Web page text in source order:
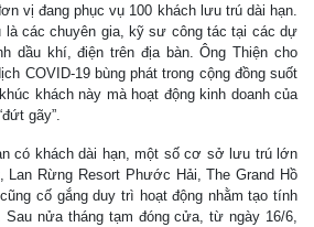
vị đang phục vụ 100 khách lưu trú dài hạn.
là các chuyên gia, kỹ sư công tác tại các dự
dầu khí, điện trên địa bàn. Ông Thiện cho
COVID-19 bùng phát trong cộng đồng suốt
khách này mà hoạt động kinh doanh của
gãy”.
có khách dài hạn, một số cơ sở lưu trú lớn
Lan Rừng Resort Phước Hải, The Grand Hồ
cố gắng duy trì hoạt động nhằm tạo tính
Sau nửa tháng tạm đóng cửa, từ ngày 16/6,